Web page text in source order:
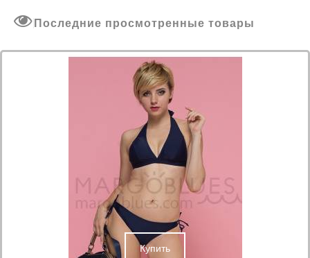
Последние просмотренные товары
Купить